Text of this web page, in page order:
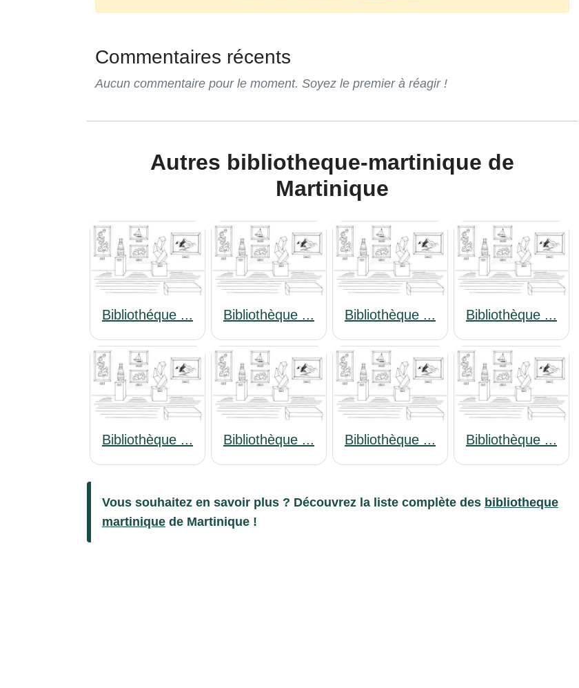
Commentaires récents
Aucun commentaire pour le moment. Soyez le premier à réagir !
Autres bibliotheque-martinique de
Martinique
Bibliothéque ... Bibliothèque ... Bibliothèque ... Bibliothèque ...
Bibliothèque ... Bibliothèque ... Bibliothèque ... Bibliothèque ...
Vous souhaitez en savoir plus ? Découvrez la liste complète des bibliotheque
martinique de Martinique !